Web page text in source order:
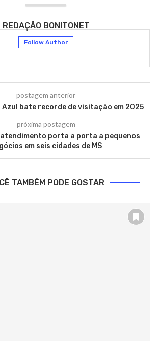
REDAÇÃO BONITONET
Follow Author
postagem anterior
bate recorde de visitação em 2025
próxima postagem
porta a porta a pequenos
em seis cidades de MS
TAMBÉM PODE GOSTAR